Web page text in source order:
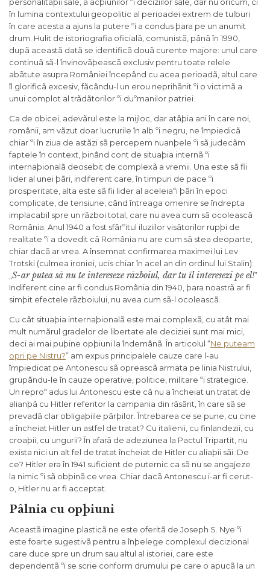
în lumina contextului geopolitic al perioadei extrem de tulburi
în care acesta a ajuns la putere ºi a condus þara pe un anumit
drum. Hulit de istoriografia oficialã, comunistã, pânã în 1990,
dupã aceastã datã se identificã douã curente majore: unul care
continuã sã-l învinovãþeascã exclusiv pentru toate relele
abãtute asupra României începând cu acea perioadã, altul care
îl glorificã excesiv, fãcându-l un erou neprihãnit ºi o victimã a
unui complot al trãdãtorilor ºi duºmanilor patriei.
Ca de obicei, adevãrul este la mijloc, dar atâþia ani în care noi,
românii, am vãzut doar lucrurile în alb ºi negru, ne împiedicã
chiar ºi în ziua de astãzi sã percepem nuanþele ºi sã judecãm
faptele în context, þinând cont de situaþia internã ºi
internaþionalã deosebit de complexã a vremii. Una este sã fii
lider al unei þãri, indiferent care, în timpuri de pace ºi
prosperitate, alta este sã fii lider al aceleiaºi þãri în epoci
complicate, de tensiune, când întreaga omenire se îndrepta
implacabil spre un rãzboi total, care nu avea cum sã ocoleascã
România. Anul 1940 a fost sfârºitul iluziilor visãtorilor rupþi de
realitate ºi a dovedit cã România nu are cum sã stea deoparte,
chiar dacã ar vrea. A însemnat confirmarea maximei lui Lev
Trotski (culmea ironiei, ucis chiar în acel an din ordinul lui Stalin):
S-ar putea sã nu te intereseze rãzboiul, dar tu îl interesezi pe el!”
Indiferent cine ar fi condus România din 1940, þara noastrã ar fi
simþit efectele rãzboiului, nu avea cum sã-l ocoleascã.
Cu cât situaþia internaþionalã este mai complexã, cu atât mai
mult numãrul gradelor de libertate ale deciziei sunt mai mici,
deci ai mai puþine opþiuni la îndemânã. În articolul “Ne puteam
opri pe Nistru?” am expus principalele cauze care l-au
împiedicat pe Antonescu sã opreascã armata pe linia Nistrului,
grupându-le în cauze operative, politice, militare ºi strategice.
Un reproº adus lui Antonescu este cã nu a încheiat un tratat de
alianþã cu Hitler referitor la campania din rãsãrit, în care sã se
prevadã clar obligaþiile pãrþilor. Întrebarea ce se pune, cu cine
a încheiat Hitler un astfel de tratat? Cu italienii, cu finlandezii, cu
croaþii, cu ungurii? În afarã de adeziunea la Pactul Tripartit, nu
exista nici un alt fel de tratat încheiat de Hitler cu aliaþii sãi. De
ce? Hitler era în 1941 suficient de puternic ca sã nu se angajeze
la nimic ºi sã obþinã ce vrea. Chiar dacã Antonescu i-ar fi cerut-
o, Hitler nu ar fi acceptat.
Pâlnia cu opþiuni
Aceastã imagine plasticã ne este oferitã de Joseph S. Nye ºi
este foarte sugestivã pentru a înþelege complexul decizional
care duce spre un drum sau altul al istoriei, care este
dependentã ºi se scrie conform drumului pe care o apucã la un